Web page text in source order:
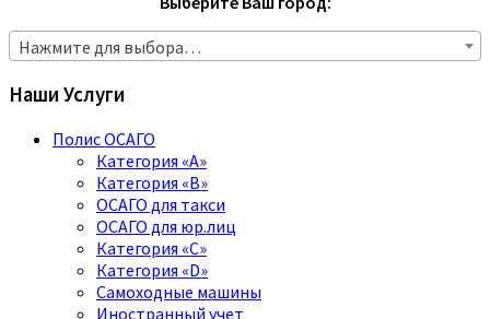
Нажмите для выбора…
Наши Услуги
Полис ОСАГО
Категория «A»
Категория «B»
ОСАГО для такси
ОСАГО для юр.лиц
Категория «C»
Категория «D»
Самоходные машины
Иностранный учет